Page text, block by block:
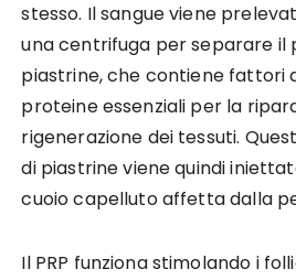
stesso. Il sangue viene
una centrifuga per separare il
piastrine, che contiene fattori
proteine essenziali per la
rigenerazione dei tessuti.
di piastrine viene quindi
cuoio capelluto affetta dalla
Il PRP funziona stimolando i